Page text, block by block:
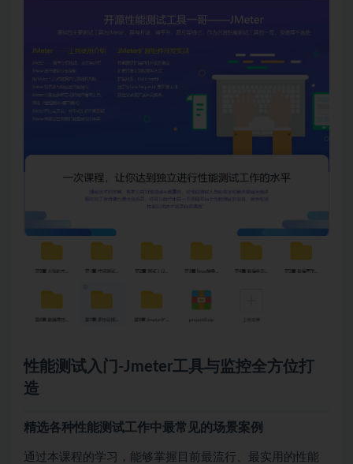
性能测试入门-Jmeter工具与监控全方位打
造
精选各种性能测试工作中最常见的场景案例
通过本课程的学习，能够掌握目前最流行、最实用的性能